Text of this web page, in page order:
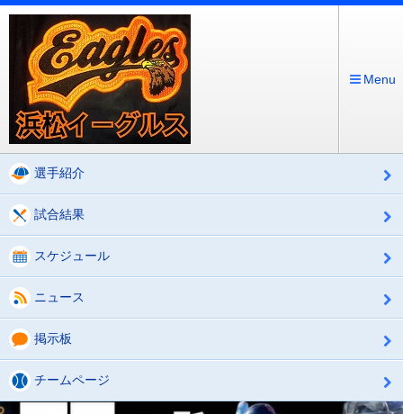
Menu
選手紹介
試合結果
スケジュール
ニュース
掲示板
チームページ